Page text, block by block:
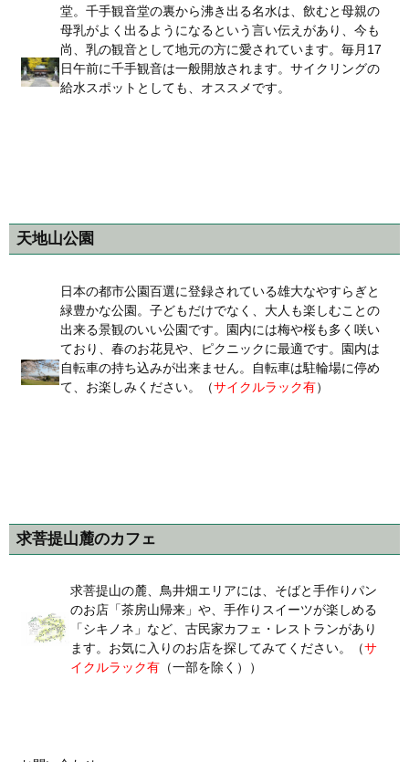
堂。千手観音堂の裏から沸き出る名水は、飲むと母親の
母乳がよく出るようになるという言い伝えがあり、今も
尚、乳の観音として地元の方に愛されています。毎月17
日午前に千手観音は一般開放されます。サイクリングの
給水スポットとしても、オススメです。
天地山公園
日本の都市公園百選に登録されている雄大なやすらぎと
緑豊かな公園。子どもだけでなく、大人も楽しむことの
出来る景観のいい公園です。園内には梅や桜も多く咲い
ており、春のお花見や、ピクニックに最適です。園内は
自転車の持ち込みが出来ません。自転車は駐輪場に停め
て、お楽しみください。（サイクルラック有）
求菩提山麓のカフェ
求菩提山の麓、鳥井畑エリアには、そばと手作りパン
のお店「茶房山帰来」や、手作りスイーツが楽しめる
「シキノネ」など、古民家カフェ・レストランがあり
ます。お気に入りのお店を探してみてください。（サ
イクルラック有 （一部を除く））